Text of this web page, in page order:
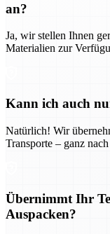
an?
Ja, wir stellen Ihnen
Materialien zur
Kann ich auch
Natürlich! Wir
Transporte – ganz
Übernimmt Ihr
Auspacken?